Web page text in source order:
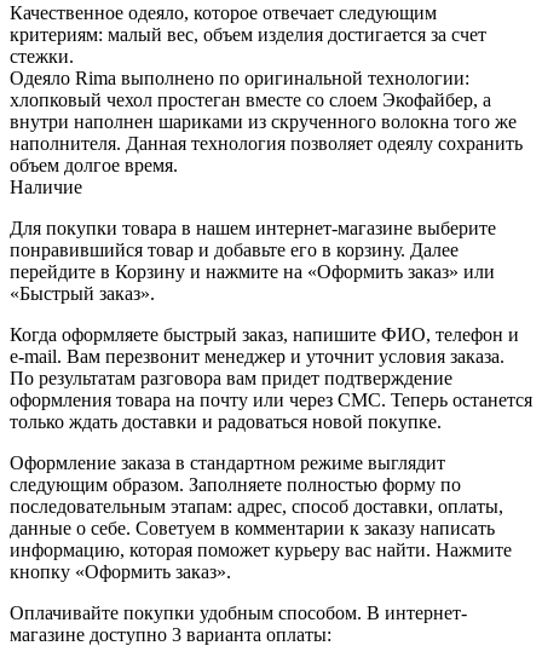
Качественное одеяло, которое отвечает следующим
критериям: малый вес, объем изделия достигается за счет
стежки.
Одеяло Rima выполнено по оригинальной технологии:
хлопковый чехол простеган вместе со слоем Экофайбер, а
внутри наполнен шариками из скрученного волокна того же
наполнителя. Данная технология позволяет одеялу сохранить
объем долгое время.
Наличие
Для покупки товара в нашем интернет-магазине выберите
понравившийся товар и добавьте его в корзину. Далее
перейдите в Корзину и нажмите на «Оформить заказ» или
«Быстрый заказ».
Когда оформляете быстрый заказ, напишите ФИО, телефон и
e-mail. Вам перезвонит менеджер и уточнит условия заказа.
По результатам разговора вам придет подтверждение
оформления товара на почту или через СМС. Теперь останется
только ждать доставки и радоваться новой покупке.
Оформление заказа в стандартном режиме выглядит
следующим образом. Заполняете полностью форму по
последовательным этапам: адрес, способ доставки, оплаты,
данные о себе. Советуем в комментарии к заказу написать
информацию, которая поможет курьеру вас найти. Нажмите
кнопку «Оформить заказ».
Оплачивайте покупки удобным способом. В интернет-
магазине доступно 3 варианта оплаты: